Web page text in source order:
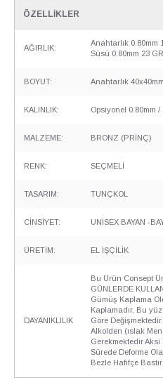
ÖZELLİKLER
AĞIRLIK:
Anahtarlık 0.80mm
Süsü 0.80mm 23 GR
BOYUT: Anahtarlık
KALINLIK: Opsiyonel 0.80mm /
MALZEME: BRONZ (PRİNÇ)
RENK: SEÇMELİ
TASARIM: TUNÇKOL
CİNSİYET: UNİSEX BAYAN -
ÜRETİM: EL İŞÇİLİK
DAYANIKLILIK
Bu Ürün Consept
GÜNLERDE
Gümüş Kaplama
Kaplamadır, Bu
Göre
Alkolden (ıslak
Gerekmektedir Aksi
Sürede Deforme
Bezle Hafifçe